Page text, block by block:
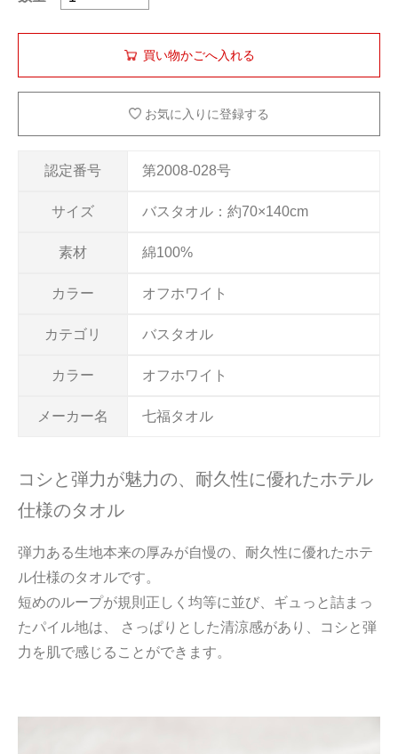
認定番号 第2008-028号
サイズ バスタオル：約70×140cm
素材 綿100%
カラー オフホワイト
カテゴリ バスタオル
カラー オフホワイト
メーカー名 七福タオル
お気に入りに登録する
コシと弾力が魅力の、耐久性に優れたホテル
仕様のタオル
弾力ある生地本来の厚みが自慢の、耐久性に優れたホテ
ル仕様のタオルです。
短めのループが規則正しく均等に並び、ギュっと詰まっ
たパイル地は、 さっぱりとした清涼感があり、コシと弾
力を肌で感じることができます。